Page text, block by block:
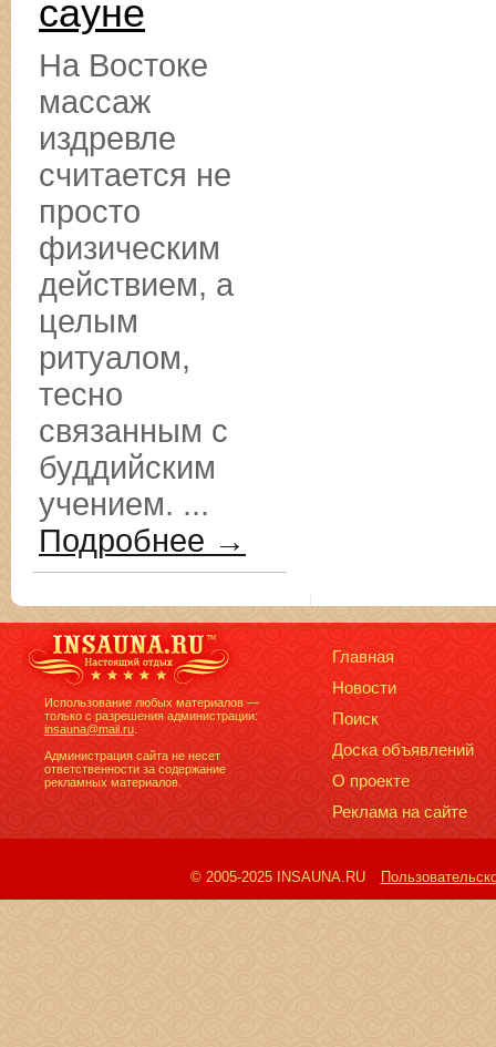
сауне
На Востоке
массаж
издревле
считается не
просто
физическим
действием, а
целым
ритуалом,
тесно
связанным с
буддийским
учением. ...
Подробнее →
Использование любых материалов —
только с разрешения администрации:
insauna@mail.ru
Администрация сайта не несет
ответственности за содержание
рекламных материалов.
Главная
Новости
Поиск
Доска объявлений
О проекте
Реклама на сайте
© 2005-2025 INSAUNA.RU